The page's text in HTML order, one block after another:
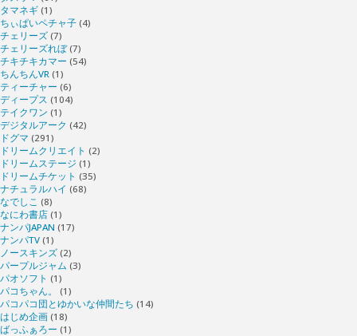
タマネギ (1)
ちぃぱいペチャ子 (4)
チェリーズ (7)
チェリーズれぼ(7)
チキチキカマー (54)
ちんちんVR (1)
ティーチャー (6)
ディープス (104)
テイクワン (1)
デジタルアーク (42)
ドグマ (291)
ドリームクリエイト (2)
ドリームステージ (1)
ドリームチケット (35)
ナチュラルハイ (68)
なでしこ (8)
なにわ書店 (1)
ナンパJAPAN (17)
ナンパTV (1)
ノースキンズ (2)
パープルジャム (3)
パオソフト (1)
パコちゃん。
(1)
パコパコ団とゆかいな仲間たち (14)
はじめ企画 (18)
ばっふぁろー (1)